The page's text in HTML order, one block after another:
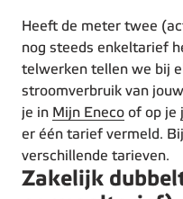
Heeft de meter twee
nog steeds enkeltarief
telwerken tellen we bij
stroomverbruik van
je in Mijn Eneco of op je
er één tarief vermeld.
verschillende tarieven.
Zakelijk